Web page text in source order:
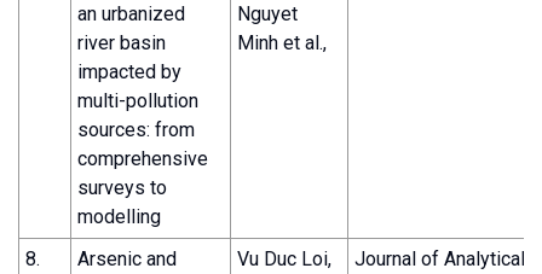
an urbanized
river basin
impacted by
multi-pollution
sources: from
comprehensive
surveys to
modelling
Nguyet
Minh et al.,
8.
Arsenic and
Vu Duc Loi,
Journal of Analytical